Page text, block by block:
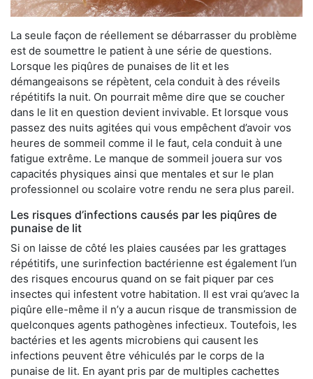
La seule façon de réellement se débarrasser du problème
est de soumettre le patient à une série de questions.
Lorsque les piqûres de punaises de lit et les
démangeaisons se répètent, cela conduit à des réveils
répétitifs la nuit. On pourrait même dire que se coucher
dans le lit en question devient invivable. Et lorsque vous
passez des nuits agitées qui vous empêchent d’avoir vos
heures de sommeil comme il le faut, cela conduit à une
fatigue extrême. Le manque de sommeil jouera sur vos
capacités physiques ainsi que mentales et sur le plan
professionnel ou scolaire votre rendu ne sera plus pareil.
Les risques d’infections causés par les piqûres de
punaise de lit
Si on laisse de côté les plaies causées par les grattages
répétitifs, une surinfection bactérienne est également l’un
des risques encourus quand on se fait piquer par ces
insectes qui infestent votre habitation. Il est vrai qu’avec la
piqûre elle-même il n’y a aucun risque de transmission de
quelconques agents pathogènes infectieux. Toutefois, les
bactéries et les agents microbiens qui causent les
infections peuvent être véhiculés par le corps de la
punaise de lit. En ayant pris par de multiples cachettes